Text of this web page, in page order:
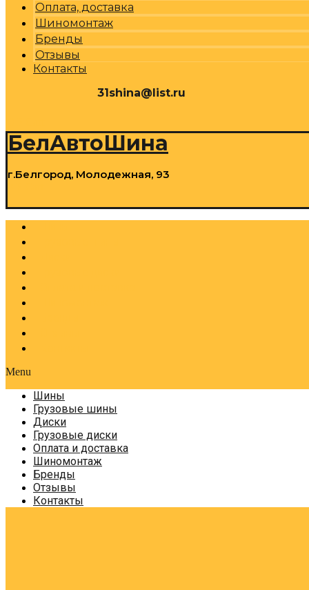
Оплата, доставка
Шиномонтаж
Бренды
Отзывы
Контакты
31shina@list.ru
БелАвтоШина
г.Белгород, Молодежная, 93
Menu
Шины
Грузовые шины
Диски
Грузовые диски
Оплата и доставка
Шиномонтаж
Бренды
Отзывы
Контакты